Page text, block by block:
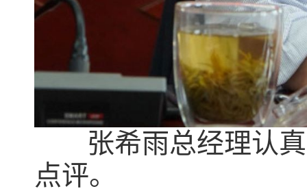
张希雨总经理认真
点评。